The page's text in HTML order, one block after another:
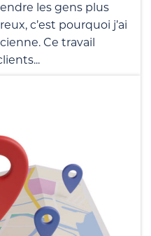
les gens plus
c’est pourquoi j’ai
Ce travail